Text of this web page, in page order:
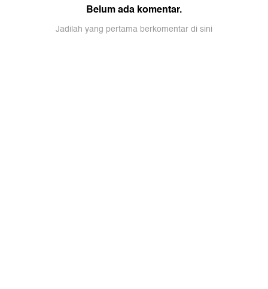
Belum ada komentar.
Jadilah yang pertama berkomentar di sini